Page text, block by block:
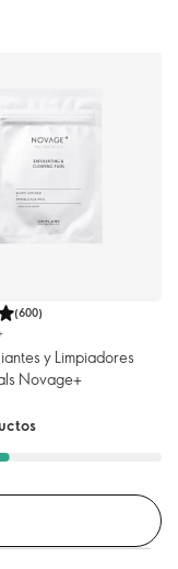
(600)
y Limpiadores
Novage+